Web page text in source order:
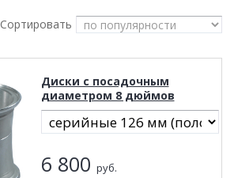
Сортировать
Диски с посадочным
диаметром 8 дюймов
6 800 руб.